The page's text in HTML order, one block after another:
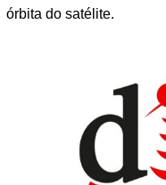
órbita do satélite.